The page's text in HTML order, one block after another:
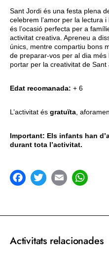
Sant Jordi és una festa plena
celebrem l’amor per la lectura
és l’ocasió perfecta per a
activitat creativa. Apreneu a
únics, mentre compartiu bons
de preparar-vos per al dia més
portar per la creativitat de Sant
Edat recomanada: + 6
L’activitat és gratuïta,
Important: Els infants han
durant tota l’activitat.
Activitats relacionades